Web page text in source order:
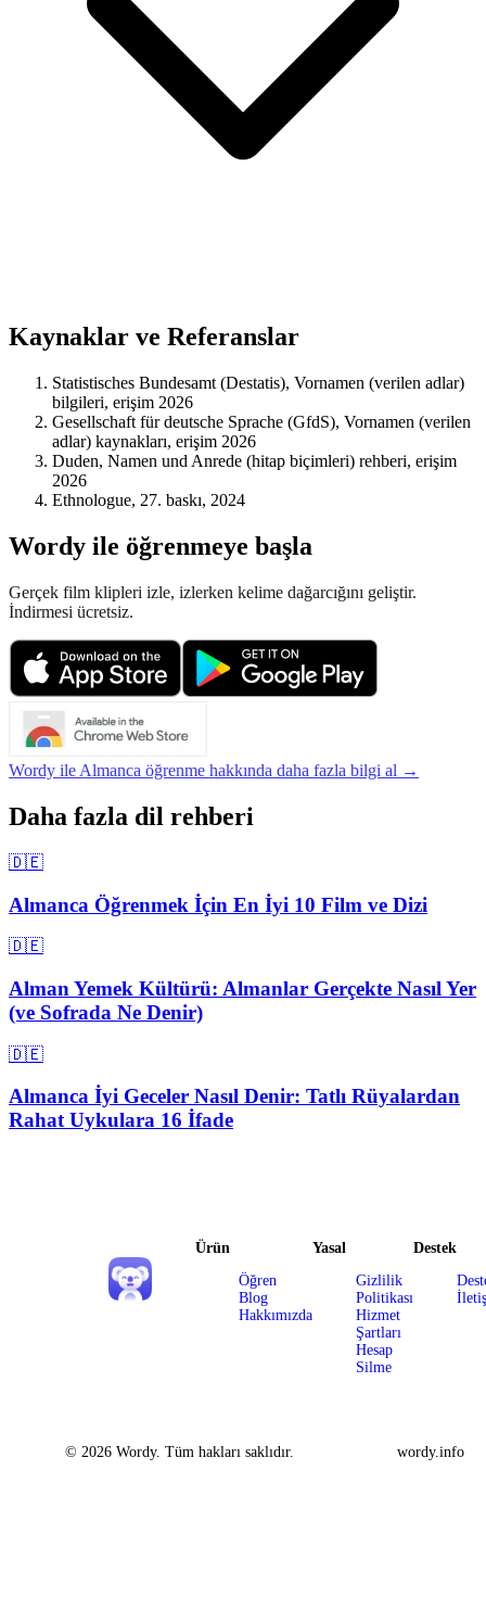
Kaynaklar ve Referanslar
Statistisches Bundesamt (Destatis), Vornamen (verilen adlar)
bilgileri, erişim 2026
Gesellschaft für deutsche Sprache (GfdS), Vornamen (verilen
adlar) kaynakları, erişim 2026
Duden, Namen und Anrede (hitap biçimleri) rehberi, erişim
2026
Ethnologue, 27. baskı, 2024
Wordy ile öğrenmeye başla
Gerçek film klipleri izle, izlerken kelime dağarcığını geliştir.
İndirmesi ücretsiz.
Wordy ile Almanca öğrenme hakkında daha fazla bilgi al →
Daha fazla dil rehberi
🇩🇪
Almanca Öğrenmek İçin En İyi 10 Film ve Dizi
🇩🇪
Alman Yemek Kültürü: Almanlar Gerçekte Nasıl Yer
(ve Sofrada Ne Denir)
🇩🇪
Almanca İyi Geceler Nasıl Denir: Tatlı Rüyalardan
Rahat Uykulara 16 İfade
Ürün
Öğren
Blog
Hakkımızda
Yasal
Gizlilik
Politikası
Hizmet
Şartları
Hesap
Silme
Destek
© 2026 Wordy. Tüm hakları saklıdır. wordy.info